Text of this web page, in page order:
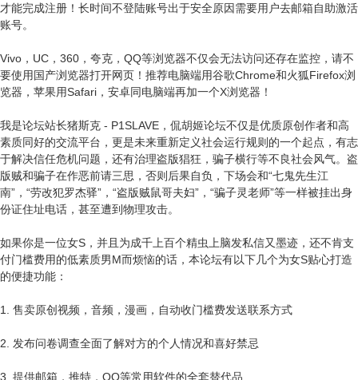
才能完成注册！长时间不登陆账号出于安全原因需要用户去邮箱自助激活
账号。
Vivo，UC，360，夸克，QQ等浏览器不仅会无法访问还存在监控，请不
要使用国产浏览器打开网页！推荐电脑端用谷歌Chrome和火狐Firefox浏
览器，苹果用Safari，安卓同电脑端再加一个X浏览器！
我是论坛站长猪斯克 - P1SLAVE，侃胡姬论坛不仅是优质原创作者和高
素质同好的交流平台，更是未来重新定义社会运行规则的一个起点，有志
于解决信任危机问题，还有治理盗版猖狂，骗子横行等不良社会风气。盗
版贼和骗子在作恶前请三思，否则后果自负，下场会和“七鬼先生江
南”，“劳改犯罗杰驿”，“盗版贼鼠哥夫妇”，“骗子灵老师”等一样被挂出身
份证住址电话，甚至遭到物理攻击。
如果你是一位女S，并且为成千上百个精虫上脑发私信又墨迹，还不肯支
付门槛费用的低素质男M而烦恼的话，本论坛有以下几个为女S贴心打造
的便捷功能：
1. 售卖原创视频，音频，漫画，自动收门槛费发送联系方式
2. 发布问卷调查全面了解对方的个人情况和喜好禁忌
3. 提供邮箱，推特，QQ等常用软件的全套替代品